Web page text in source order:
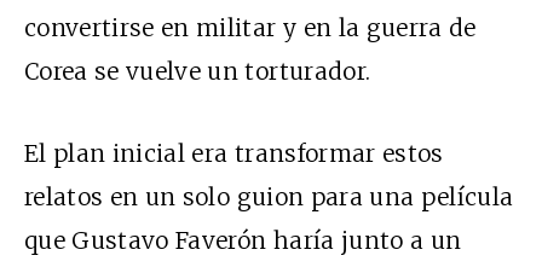
convertirse en militar y en la guerra de
Corea se vuelve un torturador.
El plan inicial era transformar estos
relatos en un solo guion para una película
que Gustavo Faverón haría junto a un